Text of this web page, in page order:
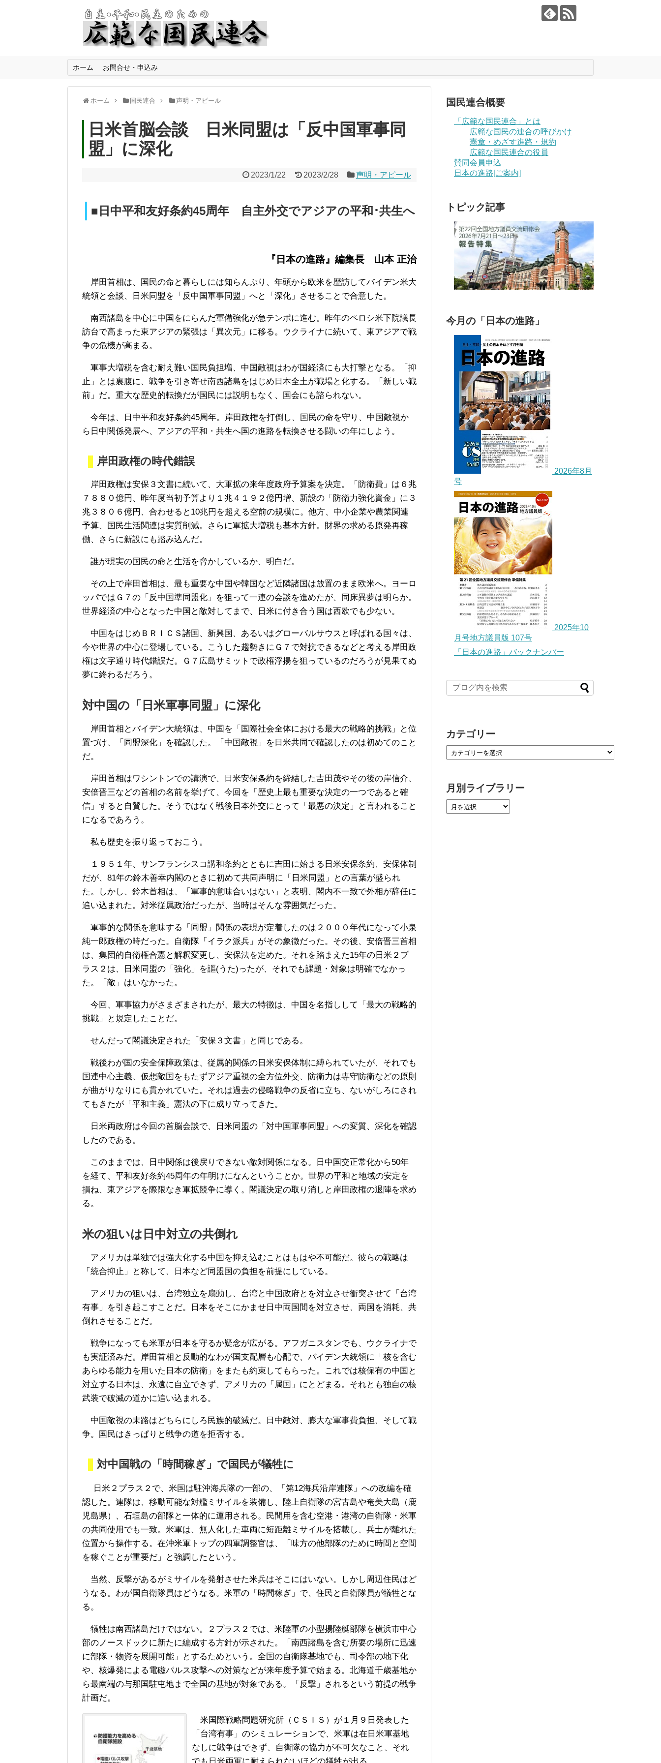
ホーム お問合せ・申込み
ホーム 国民連合 声明・アピール
日米首脳会談 日米同盟は「反中国軍事同
盟」に深化
2023/1/22 2023/2/28 声明・アピール
■日中平和友好条約45周年 自主外交でアジアの平和･共生へ
『日本の進路』編集長 山本 正治
岸田首相は、国民の命と暮らしには知らんぷり、年頭から欧米を歴訪してバイデン米大
統領と会談、日米同盟を「反中国軍事同盟」へと「深化」させることで合意した。
南西諸島を中心に中国をにらんだ軍備強化が急テンポに進む。昨年のペロシ米下院議長
訪台で高まった東アジアの緊張は「異次元」に移る。ウクライナに続いて、東アジアで戦
争の危機が高まる。
軍事大増税を含む耐え難い国民負担増、中国敵視はわが国経済にも大打撃となる。「抑
止」とは裏腹に、戦争を引き寄せ南西諸島をはじめ日本全土が戦場と化する。「新しい戦
前」だ。重大な歴史的転換だが国民には説明もなく、国会にも諮られない。
今年は、日中平和友好条約45周年。岸田政権を打倒し、国民の命を守り、中国敵視か
ら日中関係発展へ、アジアの平和・共生へ国の進路を転換させる闘いの年にしよう。
岸田政権の時代錯誤
岸田政権は安保３文書に続いて、大軍拡の来年度政府予算案を決定。「防衛費」は６兆
７８８０億円、昨年度当初予算より１兆４１９２億円増、新設の「防衛力強化資金」に３
兆３８０６億円、合わせると10兆円を超える空前の規模に。他方、中小企業や農業関連
予算、国民生活関連は実質削減。さらに軍拡大増税も基本方針。財界の求める原発再稼
働、さらに新設にも踏み込んだ。
誰が現実の国民の命と生活を脅かしているか、明白だ。
その上で岸田首相は、最も重要な中国や韓国など近隣諸国は放置のまま欧米へ。ヨーロ
ッパではＧ７の「反中国準同盟化」を狙って一連の会談を進めたが、同床異夢は明らか。
世界経済の中心となった中国と敵対してまで、日米に付き合う国は西欧でも少ない。
中国をはじめＢＲＩＣＳ諸国、新興国、あるいはグローバルサウスと呼ばれる国々は、
今や世界の中心に登場している。こうした趨勢きにＧ７で対抗できるなどと考える岸田政
権は文字通り時代錯誤だ。Ｇ７広島サミットで政権浮揚を狙っているのだろうが見果てぬ
夢に終わるだろう。
対中国の「日米軍事同盟」に深化
岸田首相とバイデン大統領は、中国を「国際社会全体における最大の戦略的挑戦」と位
置づけ、「同盟深化」を確認した。「中国敵視」を日米共同で確認したのは初めてのこと
だ。
岸田首相はワシントンでの講演で、日米安保条約を締結した吉田茂やその後の岸信介、
安倍晋三などの首相の名前を挙げて、今回を「歴史上最も重要な決定の一つであると確
信」すると自賛した。そうではなく戦後日本外交にとって「最悪の決定」と言われること
になるであろう。
私も歴史を振り返っておこう。
１９５１年、サンフランシスコ講和条約とともに吉田に始まる日米安保条約、安保体制
だが、81年の鈴木善幸内閣のときに初めて共同声明に「日米同盟」との言葉が盛られ
た。しかし、鈴木首相は、「軍事的意味合いはない」と表明、閣内不一致で外相が辞任に
追い込まれた。対米従属政治だったが、当時はそんな雰囲気だった。
軍事的な関係を意味する「同盟」関係の表現が定着したのは２０００年代になって小泉
純一郎政権の時だった。自衛隊「イラク派兵」がその象徴だった。その後、安倍晋三首相
は、集団的自衛権合憲と解釈変更し、安保法を定めた。それを踏まえた15年の日米２プ
ラス２は、日米同盟の「強化」を謳(うた)ったが、それでも課題・対象は明確でなかっ
た。「敵」はいなかった。
今回、軍事協力がさまざまされたが、最大の特徴は、中国を名指しして「最大の戦略的
挑戦」と規定したことだ。
せんだって閣議決定された「安保３文書」と同じである。
戦後わが国の安全保障政策は、従属的関係の日米安保体制に縛られていたが、それでも
国連中心主義、仮想敵国をもたずアジア重視の全方位外交、防衛力は専守防衛などの原則
が曲がりなりにも貫かれていた。それは過去の侵略戦争の反省に立ち、ないがしろにされ
てもきたが「平和主義」憲法の下に成り立ってきた。
日米両政府は今回の首脳会談で、日米同盟の「対中国軍事同盟」への変質、深化を確認
したのである。
このままでは、日中関係は後戻りできない敵対関係になる。日中国交正常化から50年
を経て、平和友好条約45周年の年明けになんということか。世界の平和と地域の安定を
損ね、東アジアを際限なき軍拡競争に導く。閣議決定の取り消しと岸田政権の退陣を求め
る。
米の狙いは日中対立の共倒れ
アメリカは単独では強大化する中国を抑え込むことはもはや不可能だ。彼らの戦略は
「統合抑止」と称して、日本など同盟国の負担を前提にしている。
アメリカの狙いは、台湾独立を扇動し、台湾と中国政府とを対立させ衝突させて「台湾
有事」を引き起こすことだ。日本をそこにかませ日中両国間を対立させ、両国を消耗、共
倒れさせることだ。
戦争になっても米軍が日本を守るか疑念が広がる。アフガニスタンでも、ウクライナで
も実証済みだ。岸田首相と反動的なわが国支配層も心配で、バイデン大統領に「核を含む
あらゆる能力を用いた日本の防衛」をまたも約束してもらった。これでは核保有の中国と
対立する日本は、永遠に自立できず、アメリカの「属国」にとどまる。それとも独自の核
武装で破滅の道かに追い込まれる。
中国敵視の末路はどちらにしろ民族的破滅だ。日中敵対、膨大な軍事費負担、そして戦
争。国民はきっぱりと戦争の道を拒否する。
対中国戦の「時間稼ぎ」で国民が犠牲に
日米２プラス２で、米国は駐沖海兵隊の一部の、「第12海兵沿岸連隊」への改編を確
認した。連隊は、移動可能な対艦ミサイルを装備し、陸上自衛隊の宮古島や奄美大島（鹿
児島県）、石垣島の部隊と一体的に運用される。民間用を含む空港・港湾の自衛隊・米軍
の共同使用でも一致。米軍は、無人化した車両に短距離ミサイルを搭載し、兵士が離れた
位置から操作する。在沖米軍トップの四軍調整官は、「味方の他部隊のために時間と空間
を稼ぐことが重要だ」と強調したという。
当然、反撃があるがミサイルを発射させた米兵はそこにはいない。しかし周辺住民はど
うなる。わが国自衛隊員はどうなる。米軍の「時間稼ぎ」で、住民と自衛隊員が犠牲とな
る。
犠牲は南西諸島だけではない。２プラス２では、米陸軍の小型揚陸艇部隊を横浜市中心
部のノースドックに新たに編成する方針が示された。「南西諸島を含む所要の場所に迅速
に部隊・物資を展開可能」とするためという。全国の自衛隊基地でも、司令部の地下化
や、核爆発による電磁パルス攻撃への対策などが来年度予算で始まる。北海道千歳基地か
ら最南端の与那国駐屯地まで全国の基地が対象である。「反撃」されるという前提の戦争
計画だ。
米国際戦略問題研究所（ＣＳＩＳ）が１月９日発表した
「台湾有事」のシミュレーションで、米軍は在日米軍基地
なしに戦争はできず、自衛隊の協力が不可欠なこと、それ
国民連合概要
「広範な国民連合」とは
広範な国民の連合の呼びかけ
憲章・めざす進路・規約
広範な国民連合の役員
賛同会員申込
日本の進路[ご案内]
トピック記事
今月の「日本の進路」
2026年8月
号
2025年10
月号地方議員版 107号
「日本の進路」バックナンバー
カテゴリー
月別ライブラリー